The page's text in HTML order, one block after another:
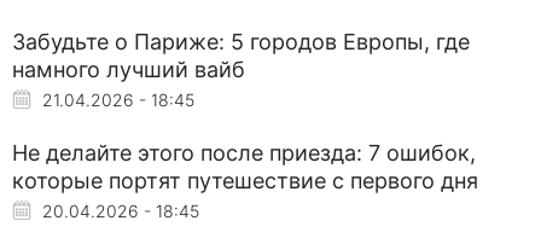
Забудьте о Париже: 5 городов Европы, где
намного лучший вайб
21.04.2026 - 18:45
Не делайте этого после приезда: 7 ошибок,
которые портят путешествие с первого дня
20.04.2026 - 18:45